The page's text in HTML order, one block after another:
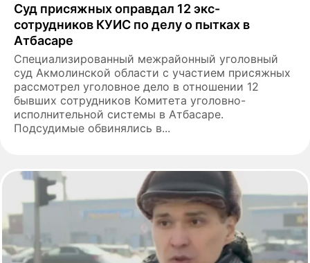
Суд присяжных оправдал 12 экс-
сотрудников КУИС по делу о пытках в
Атбасаре
Специализированный межрайонный уголовный
суд Акмолинской области с участием присяжных
рассмотрел уголовное дело в отношении 12
бывших сотрудников Комитета уголовно-
исполнительной системы в Атбасаре.
Подсудимые обвинялись в...